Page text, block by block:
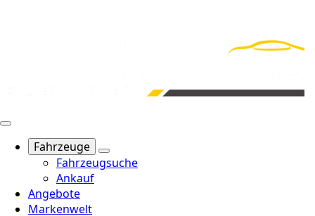
Fahrzeuge
Fahrzeugsuche
Ankauf
Angebote
Markenwelt